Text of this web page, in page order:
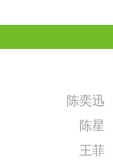
陈奕迅
陈星
王菲